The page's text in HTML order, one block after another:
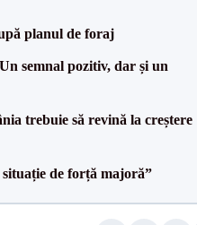
planul de foraj
semnal pozitiv, dar și un
trebuie să revină la creștere
de forță majoră”